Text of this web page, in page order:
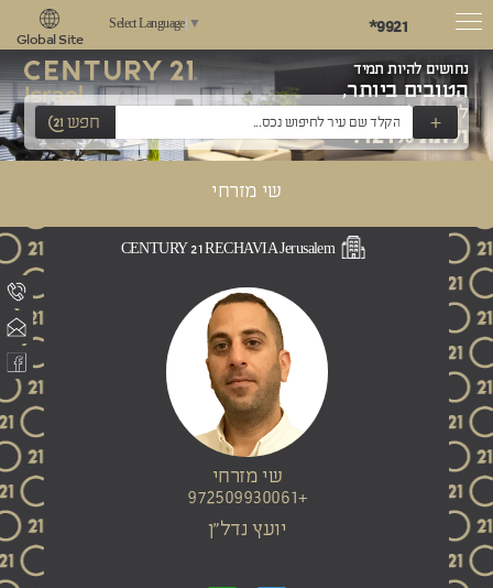
*9921
Select Language ▼
Global Site
נחושים להיות תמיד
הטובים ביותר,
לשאוף למצוינות
ולתת 121%!
+ חפש
שי מזרחי
CENTURY 21 RECHAVIA Jerusalem
שי מזרחי
+972509930061
יועץ נדל"ן